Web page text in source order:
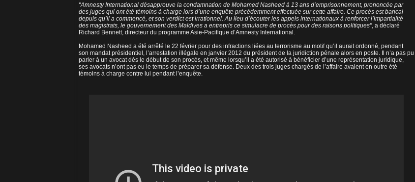
"Amnesty International désapprouve la condamnation de Mohamed Nasheed à 13 ans d’emprisonnement, prononcée par
des juges qui ont été témoins à charge lors d’une enquête précédemment effectuée sur cette affaire. Ce procès est bancal
depuis qu’il a commencé, et son verdict est irrationnel. Au lieu d’écouter les appels internationaux à renforcer l’impartialité
des magistrats, le gouvernement des Maldives a entrepris ce simulacre de procès pour des raisons politiques", a déclaré
Richard Bennett, directeur du programme Asie-Pacifique d’Amnesty International.
Mohamed Nasheed a été arrêté le 22 février pour des infractions liées au terrorisme au motif qu’il aurait ordonné, pendant
son mandat présidentiel, l’arrestation illégale en janvier 2012 du président de la juridiction pénale alors en poste. Il n’a pas pu
parler à un avocat dès le début de son procès, et même lorsqu’il a été autorisé à bénéficier d’une représentation juridique,
ses avocats n’ont pas eu le temps de préparer sa défense. Deux des trois juges chargés de l’affaire avaient en outre été
témoins à charge contre lui pendant l’enquête.